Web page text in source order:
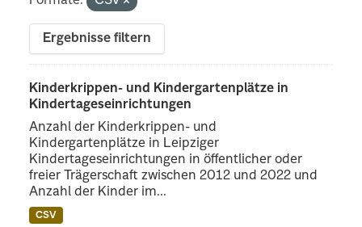
Ergebnisse filtern
Kinderkrippen- und Kindergartenplätze in
Kindertageseinrichtungen
Anzahl der Kinderkrippen- und
Kindergartenplätze in Leipziger
Kindertageseinrichtungen in öffentlicher oder
freier Trägerschaft zwischen 2012 und 2022 und
Anzahl der Kinder im...
CSV